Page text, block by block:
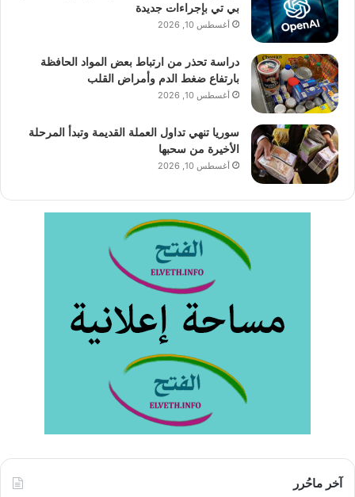
بي تي بإجراءات جديدة
أغسطس 10, 2026
دراسة تحذر من ارتباط بعض المواد الحافظة
بارتفاع ضغط الدم وأمراض القلب
أغسطس 10, 2026
سوريا تنهي تداول العملة القديمة وتبدأ المرحلة
الأخيرة من سحبها
أغسطس 10, 2026
آخر ماحُرر